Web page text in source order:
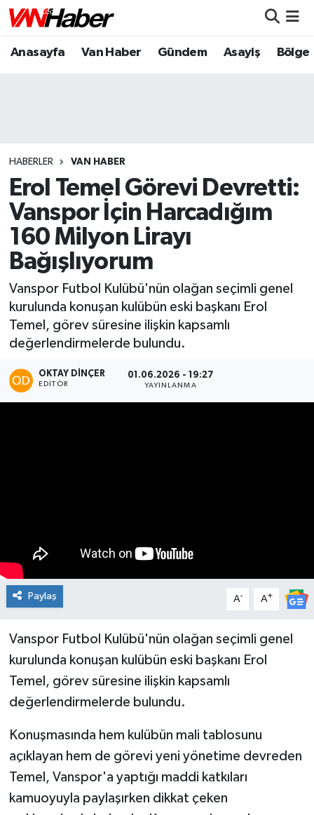
Anasayfa Van Haber Gündem Asayiş Bölge
HABERLER VAN HABER
Erol Temel Görevi Devretti:
Vanspor İçin Harcadığım
160 Milyon Lirayı
Bağışlıyorum
Vanspor Futbol Kulübü'nün olağan seçimli genel
kurulunda konuşan kulübün eski başkanı Erol
Temel, görev süresine ilişkin kapsamlı
değerlendirmelerde bulundu.
OKTAY DİNÇER
EDITÖR
01.06.2026 - 19:27
YAYINLANMA
Paylaş A- A+
Vanspor Futbol Kulübü'nün olağan seçimli genel
kurulunda konuşan kulübün eski başkanı Erol
Temel, görev süresine ilişkin kapsamlı
değerlendirmelerde bulundu.
Konuşmasında hem kulübün mali tablosunu
açıklayan hem de görevi yeni yönetime devreden
Temel, Vanspor'a yaptığı maddi katkıları
kamuoyuyla paylaşırken dikkat çeken
Nöbetçi Eczaneler
Puan Durumu ve Fikstür
Tüm Manşetler
Son Dakika Haberleri
Haber Arşivi